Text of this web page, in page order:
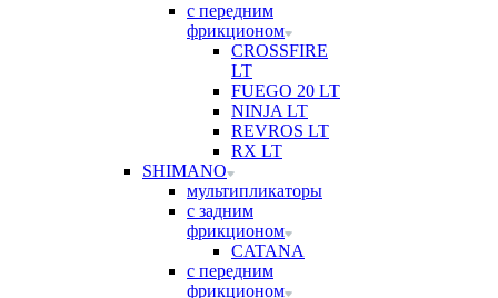
с передним
фрикционом
CROSSFIRE
LT
FUEGO 20 LT
NINJA LT
REVROS LT
RX LT
SHIMANO
мультипликаторы
с задним
фрикционом
CATANA
с передним
фрикционом